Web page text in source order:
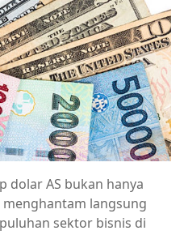
dolar AS bukan hanya
langsung
sektor bisnis di